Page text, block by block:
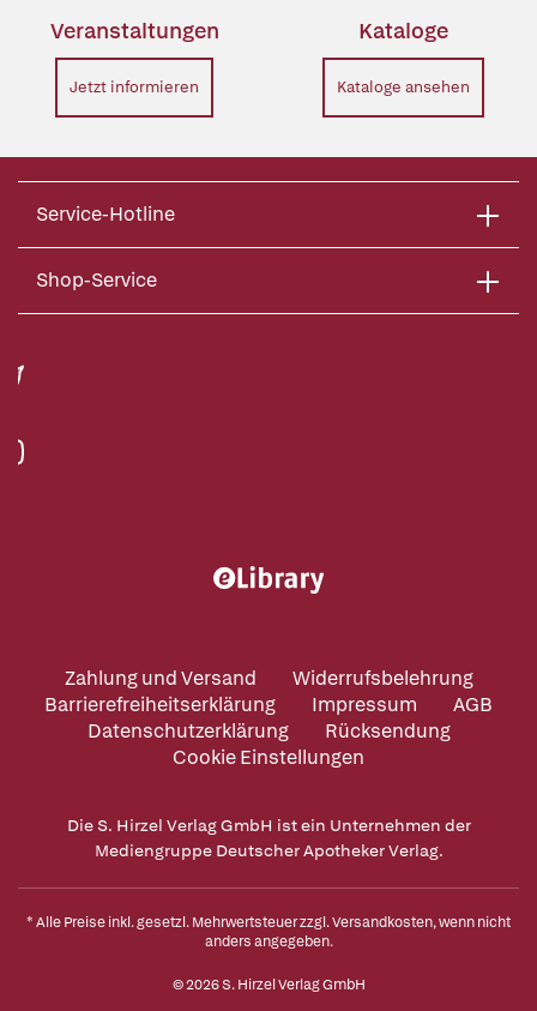
Veranstaltungen
Jetzt informieren
Kataloge
Kataloge ansehen
Service-Hotline
Shop-Service
Zahlung und Versand
Widerrufsbelehrung
Barrierefreiheitserklärung
Impressum
AGB
Datenschutzerklärung
Rücksendung
Cookie Einstellungen
Die S. Hirzel Verlag GmbH ist ein Unternehmen der
Mediengruppe Deutscher Apotheker Verlag.
* Alle Preise inkl. gesetzl. Mehrwertsteuer zzgl.Versandkosten, wenn nicht
anders angegeben.
© 2026 S. Hirzel Verlag GmbH